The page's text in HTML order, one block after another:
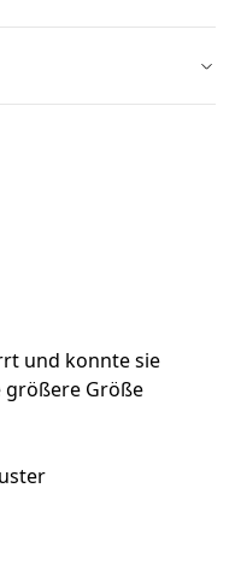
und konnte sie
größere Größe